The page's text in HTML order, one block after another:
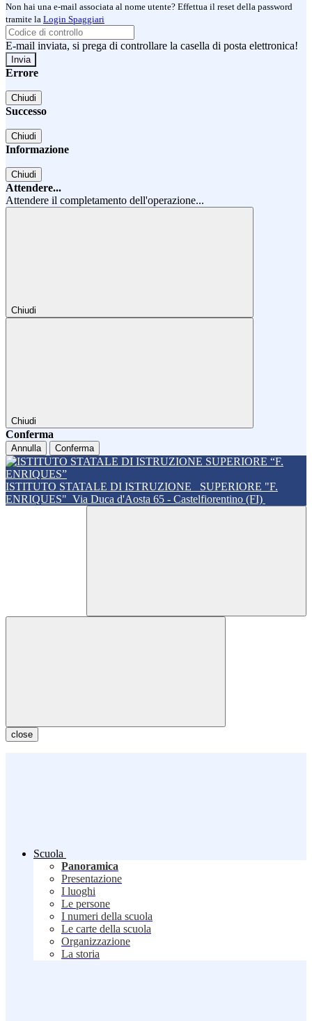
Non hai una e-mail associata al nome utente? Effettua il reset della password
tramite la Login Spaggiari
E-mail inviata, si prega di controllare la casella di posta elettronica!
Errore
Chiudi
Successo
Chiudi
Informazione
Chiudi
Attendere...
Attendere il completamento dell'operazione...
Chiudi
Chiudi
Conferma
Annulla Conferma
ISTITUTO STATALE DI ISTRUZIONE
SUPERIORE "F.
ENRIQUES" Via Duca d'Aosta 65 - Castelfiorentino (FI)
close
Scuola
Panoramica
Presentazione
I luoghi
Le persone
I numeri della scuola
Le carte della scuola
Organizzazione
La storia